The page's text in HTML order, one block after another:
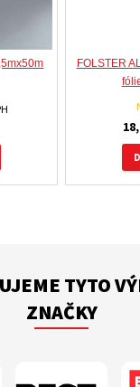
FOLSTER
TYTO
ZNAČKY